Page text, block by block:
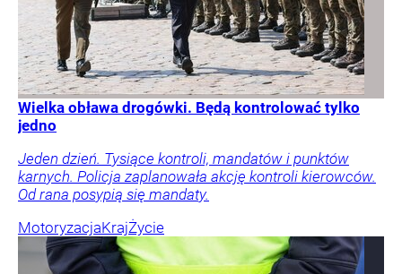
Wielka obława drogówki. Będą kontrolować tylko
jedno
Jeden dzień. Tysiące kontroli, mandatów i punktów
karnych. Policja zaplanowała akcję kontroli kierowców.
Od rana posypią się mandaty.
MotoryzacjaKrajŻycie